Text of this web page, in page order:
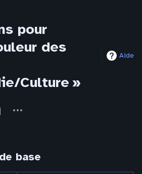
pour
des
Culture »
Aide
actions
base